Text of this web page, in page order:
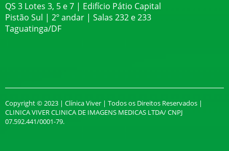
QS 3 Lotes 3, 5 e 7 | Edifício Pátio Capital
Pistão Sul | 2º andar | Salas 232 e 233
Taguatinga/DF
Copyright © 2023 | Clínica Viver | Todos os Direitos Reservados |
CLINICA VIVER CLINICA DE IMAGENS MEDICAS LTDA/ CNPJ
07.592.441/0001-79.